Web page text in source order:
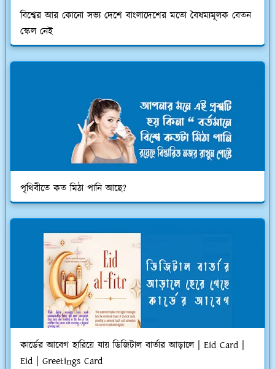
বিশ্বের আর কোনো সভ্য দেশে বাংলাদেশের মতো বৈষম্যমূলক বেতন
স্কেল নেই
পৃথিবীতে কত মিঠা পানি আছে?
কার্ডের আবেগ হারিয়ে যায় ডিজিটাল বার্তার আড়ালে | Eid Card |
Eid | Greetings Card